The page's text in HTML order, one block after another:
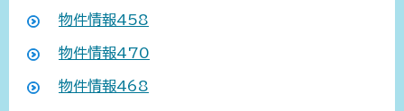
物件情報458
物件情報470
物件情報468